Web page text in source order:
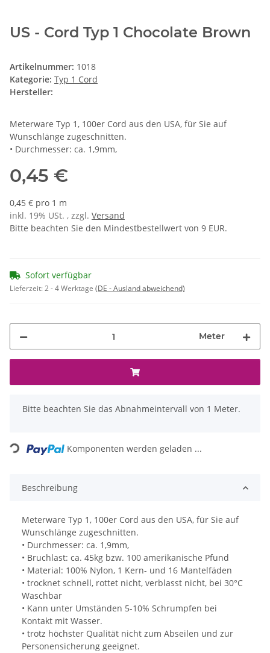
US - Cord Typ 1 Chocolate Brown
Artikelnummer: 1018
Kategorie: Typ 1 Cord
Hersteller:
Meterware Typ 1, 100er Cord aus den USA, für Sie auf
Wunschlänge zugeschnitten.
• Durchmesser: ca. 1,9mm,
0,45 €
0,45 € pro 1 m
inkl. 19% USt. , zzgl. Versand
Bitte beachten Sie den Mindestbestellwert von 9 EUR.
Sofort verfügbar
Lieferzeit:2 - 4 Werktage (DE - Ausland abweichend)
Meter
x
Bitte beachten Sie das Abnahmeintervall von 1 Meter.
Loading... Komponenten werden geladen ...
Beschreibung
Meterware Typ 1, 100er Cord aus den USA, für Sie auf
Wunschlänge zugeschnitten.
• Durchmesser: ca. 1,9mm,
• Bruchlast: ca. 45kg bzw. 100 amerikanische Pfund
• Material: 100% Nylon, 1 Kern- und 16 Mantelfäden
• trocknet schnell, rottet nicht, verblasst nicht, bei 30°C
Waschbar
• Kann unter Umständen 5-10% Schrumpfen bei
Kontakt mit Wasser.
• trotz höchster Qualität nicht zum Abseilen und zur
Personensicherung geeignet.